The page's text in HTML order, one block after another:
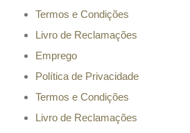
Termos e Condições
Livro de Reclamações
Emprego
Política de Privacidade
Termos e Condições
Livro de Reclamações